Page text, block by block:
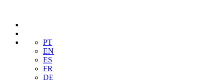
PT
EN
ES
FR
DE